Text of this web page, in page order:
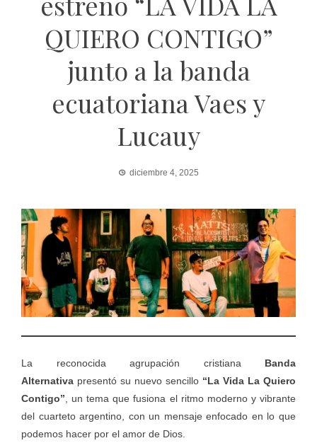
QUIERO CONTIGO”
junto a la banda
ecuatoriana Vaes y
Lucauy
diciembre 4, 2025
La reconocida agrupación cristiana Banda
Alternativa presentó su nuevo sencillo “La Vida La Quiero
Contigo” , un tema que fusiona el ritmo moderno y vibrante
del cuarteto argentino, con un mensaje enfocado en lo que
podemos hacer por el amor de Dios.